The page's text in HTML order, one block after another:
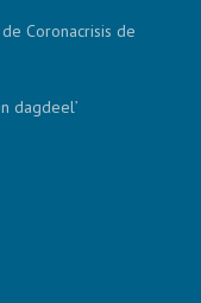
Coronacrisis de
dagdeel’